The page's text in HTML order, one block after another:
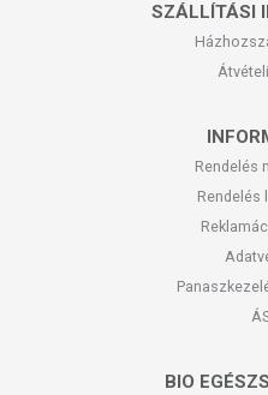
SZÁLLÍTÁSI
Rendelés
Rendelés
BIO